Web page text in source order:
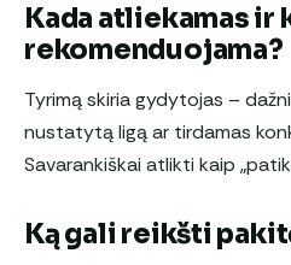
Kada atliekamas ir
rekomenduojama?
Tyrimą skiria gydytojas –
nustatytą ligą ar tirdamas
Savarankiškai atlikti kaip
Ką gali reikšti